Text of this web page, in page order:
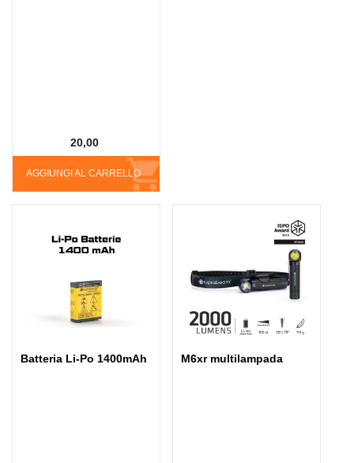
AGGIUNGI AL CARRELLO
20,00
Batteria Li-Po 1400mAh M6xr multilampada